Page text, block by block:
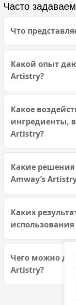
Часто
Что
Какой опыт
Artistry?
Какое
ингредиенты,
Artistry?
Какие решения
Amway’s
Каких
Чего можно
Artistry?